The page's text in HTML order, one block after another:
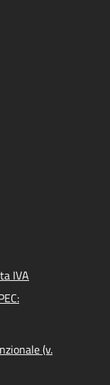
IVA
(v.